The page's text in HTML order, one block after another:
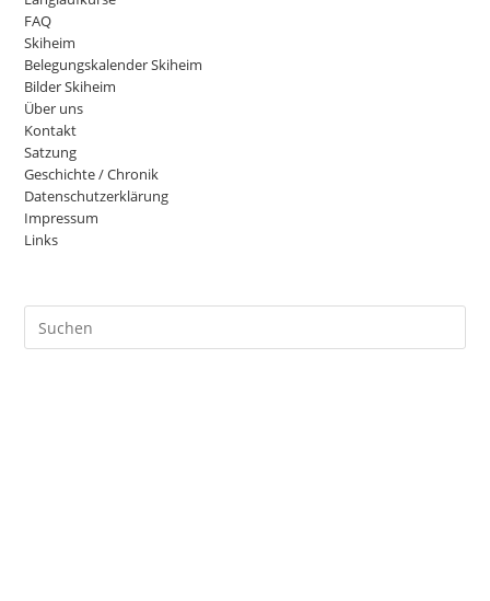
FAQ
Skiheim
Belegungskalender Skiheim
Bilder Skiheim
Über uns
Kontakt
Satzung
Geschichte / Chronik
Datenschutzerklärung
Impressum
Links